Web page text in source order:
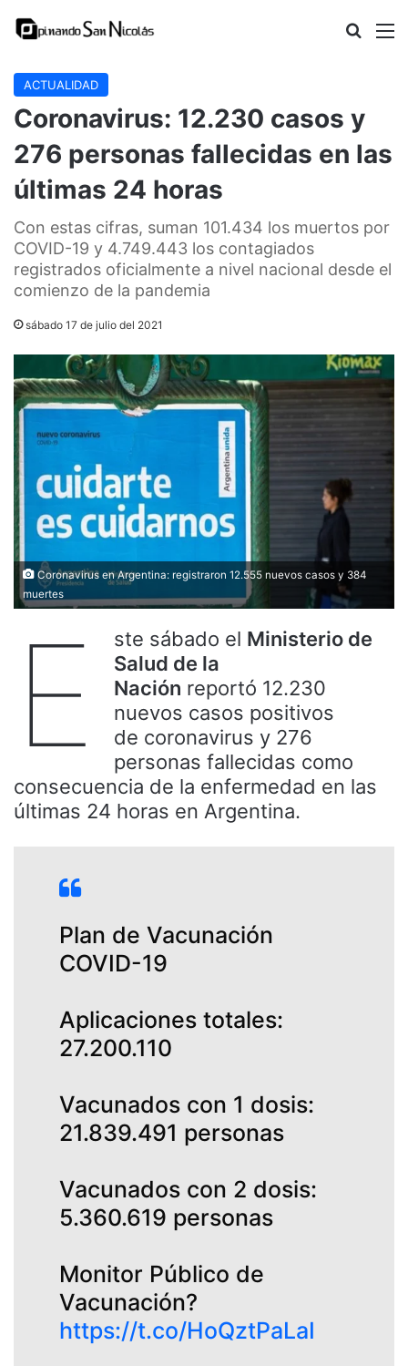
Buscar
ACTUALIDAD
Coronavirus: 12.230 casos y
276 personas fallecidas en las
últimas 24 horas
Con estas cifras, suman 101.434 los muertos por
COVID-19 y 4.749.443 los contagiados
registrados oficialmente a nivel nacional desde el
comienzo de la pandemia
sábado 17 de julio del 2021
Coronavirus en Argentina: registraron 12.555 nuevos casos y 384
muertes
E ste sábado el Ministerio de
Salud de la
Nación reportó 12.230
nuevos casos positivos
de coronavirus y 276
personas fallecidas como
consecuencia de la enfermedad en las
últimas 24 horas en Argentina.
Plan de Vacunación
COVID-19
Aplicaciones totales:
27.200.110
Vacunados con 1 dosis:
21.839.491 personas
Vacunados con 2 dosis:
5.360.619 personas
Monitor Público de
Vacunación?
https://t.co/HoQztPaLaI